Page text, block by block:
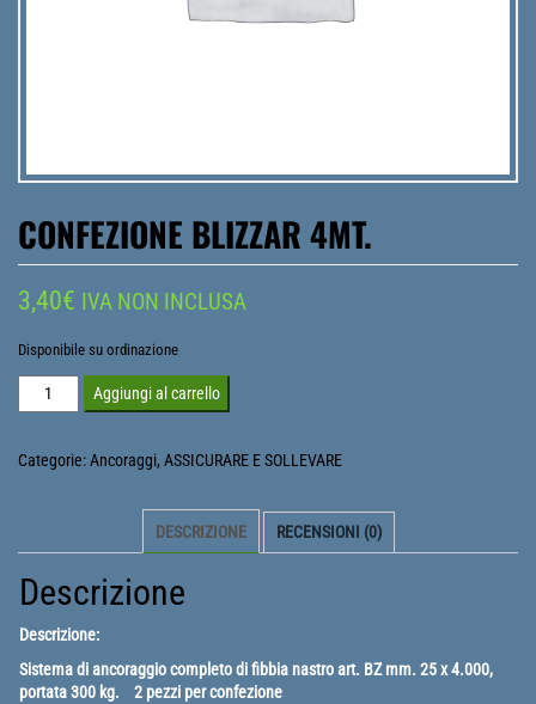
CONFEZIONE BLIZZAR 4MT.
3,40€ IVA NON INCLUSA
Disponibile su ordinazione
Confezione
Blizzar
Aggiungi al carrello
Categorie:Ancoraggi, ASSICURARE E SOLLEVARE
DESCRIZIONE RECENSIONI (0)
Descrizione
Descrizione:
Sistema di ancoraggio completo di fibbia nastro art. BZ mm. 25 x 4.000,
portata 300 kg. 2 pezzi per confezione